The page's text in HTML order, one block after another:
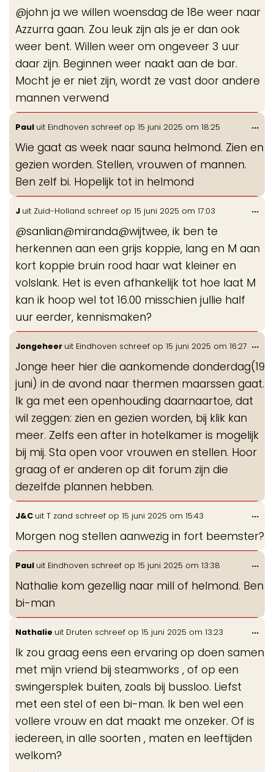
@john ja we willen woensdag de 18e weer naar
Azzurra gaan. Zou leuk zijn als je er dan ook
weer bent. Willen weer om ongeveer 3 uur
daar zijn. Beginnen weer naakt aan de bar.
Mocht je er niet zijn, wordt ze vast door andere
mannen verwend
Paul uit Eindhoven schreef op 15 juni 2025 om 18:25
Wie gaat as week naar sauna helmond. Zien en
gezien worden. Stellen, vrouwen of mannen.
Ben zelf bi. Hopelijk tot in helmond
...
J uit Zuid-Holland schreef op 15 juni 2025 om 17:03
@sanlian@miranda@wijtwee, ik ben te
herkennen aan een grijs koppie, lang en M aan
kort koppie bruin rood haar wat kleiner en
volslank. Het is even afhankelijk tot hoe laat M
kan ik hoop wel tot 16.00 misschien jullie half
uur eerder, kennismaken?
...
Jongeheer uit Eindhoven schreef op 15 juni 2025 om 16:27
Jonge heer hier die aankomende donderdag(19
juni) in de avond naar thermen maarssen gaat.
Ik ga met een openhouding daarnaartoe, dat
wil zeggen: zien en gezien worden, bij klik kan
meer. Zelfs een after in hotelkamer is mogelijk
bij mij. Sta open voor vrouwen en stellen. Hoor
graag of er anderen op dit forum zijn die
dezelfde plannen hebben.
...
J&C uit T zand schreef op 15 juni 2025 om 15:43
Morgen nog stellen aanwezig in fort beemster?
...
Paul uit Eindhoven schreef op 15 juni 2025 om 13:38
Nathalie kom gezellig naar mill of helmond. Ben
bi-man
...
Nathalie uit Druten schreef op 15 juni 2025 om 13:23
Ik zou graag eens een ervaring op doen samen
met mijn vriend bij steamworks , of op een
swingersplek buiten, zoals bij bussloo. Liefst
met een stel of een bi-man. Ik ben wel een
vollere vrouw en dat maakt me onzeker. Of is
iedereen, in alle soorten , maten en leeftijden
welkom?
...